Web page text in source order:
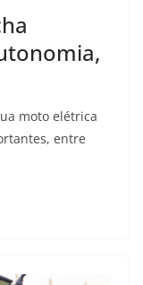
moto elétrica
entre